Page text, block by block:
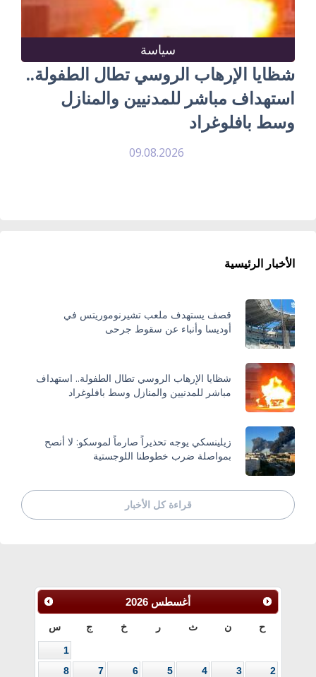
سياسة
شظايا الإرهاب الروسي تطال الطفولة..
استهداف مباشر للمدنيين والمنازل
وسط بافلوغراد
09.08.2026
الأخبار الرئيسية
قصف يستهدف ملعب تشيرنوموريتس في
أوديسا وأنباء عن سقوط جرحى
شظايا الإرهاب الروسي تطال الطفولة.. استهداف
مباشر للمدنيين والمنازل وسط بافلوغراد
زيلينسكي يوجه تحذيراً صارماً لموسكو: لا أنصح
بمواصلة ضرب خطوطنا اللوجستية
قراءة كل الأخبار
أغسطس 2026
ح ن ث ر خ ج س
1
2
3
4
5
6
7
8